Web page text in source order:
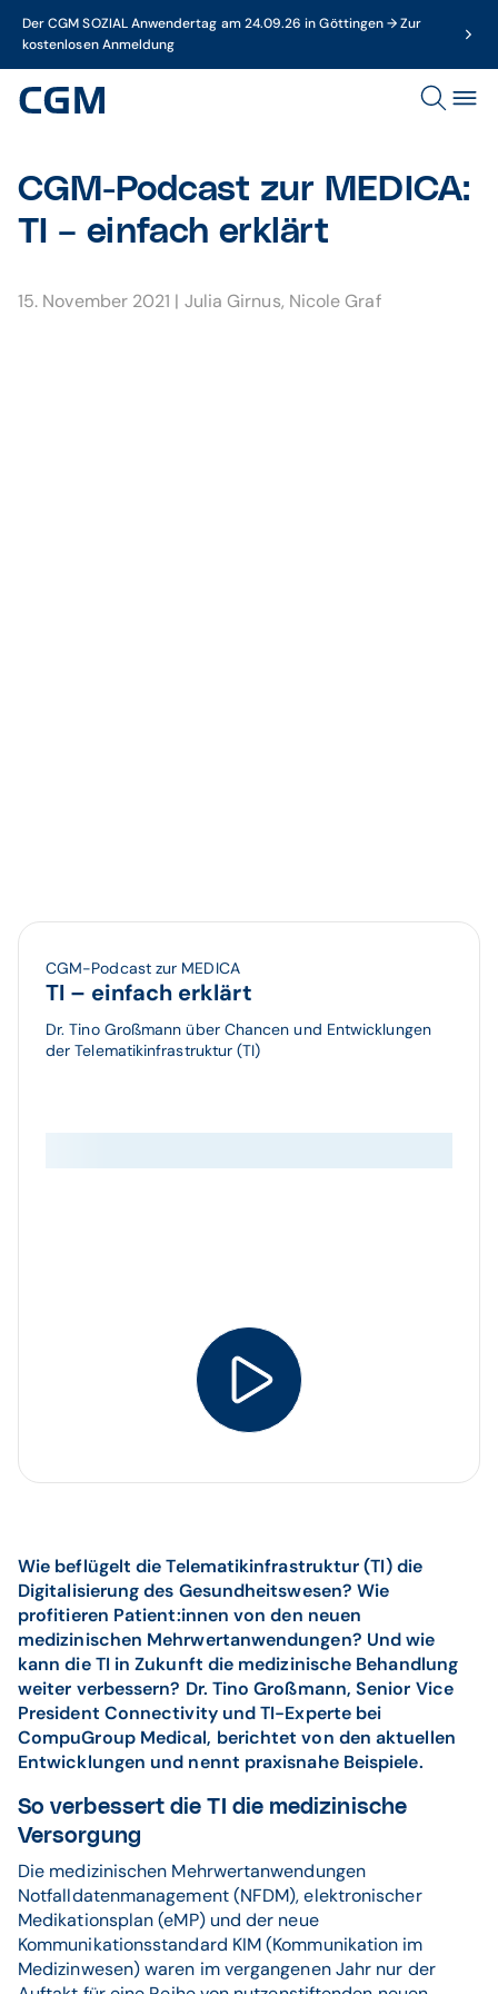
Der CGM SOZIAL Anwendertag am 24.09.26 in Göttingen → Zur
kostenlosen Anmeldung
CGM-Podcast zur MEDICA:
TI – einfach erklärt
15. November 2021 | Julia Girnus, Nicole Graf
CGM-Podcast zur MEDICA
TI – einfach erklärt
Dr. Tino Großmann über Chancen und Entwicklungen
der Telematikinfrastruktur (TI)
Wie beflügelt die Telematikinfrastruktur (TI) die
Digitalisierung des Gesundheitswesen? Wie
profitieren Patient:innen von den neuen
medizinischen Mehrwertanwendungen? Und wie
kann die TI in Zukunft die medizinische Behandlung
weiter verbessern? Dr. Tino Großmann, Senior Vice
President Connectivity und TI-Experte bei
CompuGroup Medical, berichtet von den aktuellen
Entwicklungen und nennt praxisnahe Beispiele.
So verbessert die TI die medizinische
Versorgung
Die medizinischen Mehrwertanwendungen
Notfalldatenmanagement (NFDM), elektronischer
Medikationsplan (eMP) und der neue
Kommunikationsstandard KIM (Kommunikation im
Medizinwesen) waren im vergangenen Jahr nur der